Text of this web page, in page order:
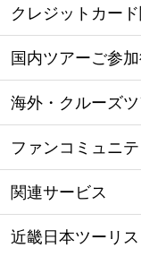
クレジットカー
国内ツアーご参
海外・クルーズ
ファンコミュニテ
関連サービス
近畿日本ツーリ